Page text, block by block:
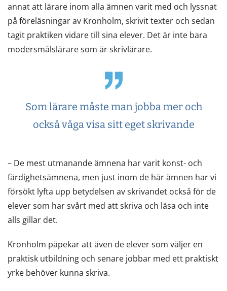
annat att lärare inom alla ämnen varit med och lyssnat
på föreläsningar av Kronholm, skrivit texter och sedan
tagit praktiken vidare till sina elever. Det är inte bara
modersmålslärare som är skrivlärare.
Som lärare måste man jobba mer och
också våga visa sitt eget skrivande
– De mest utmanande ämnena har varit konst- och
färdighetsämnena, men just inom de här ämnen har vi
försökt lyfta upp betydelsen av skrivandet också för de
elever som har svårt med att skriva och läsa och inte
alls gillar det.
Kronholm påpekar att även de elever som väljer en
praktisk utbildning och senare jobbar med ett praktiskt
yrke behöver kunna skriva.